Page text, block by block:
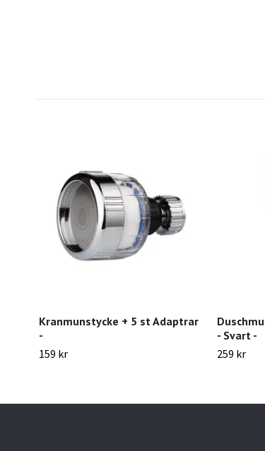
Kranmunstycke + 5 st Adaptrar
-
159 kr
- Svart -
259 kr